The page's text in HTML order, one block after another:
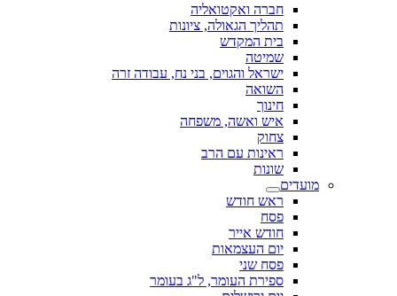
חברה ואקטואליה
תהליך הגאולה, ציונות
בית המקדש
שמיטה
ישראל והגוים, בני נח, עבודה זרה
השואה
חינוך
איש ואשה, משפחה
צחוק
ראינות עם הרב
שונות
מועדים
ראש חודש
פסח
חודש אייר
יום העצמאות
פסח שני
ספירת העומר, ל"ג בעומר